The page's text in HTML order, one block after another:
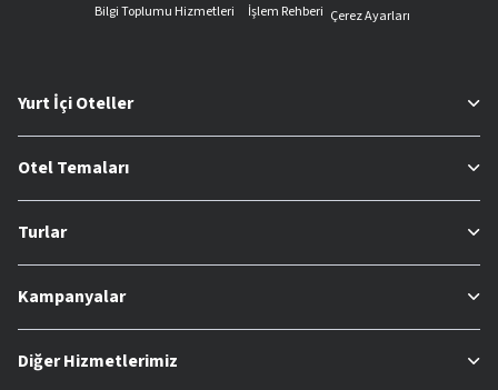
Bilgi Toplumu Hizmetleri
İşlem Rehberi Çerez Ayarları
Yurt İçi Oteller
Otel Temaları
Turlar
Kampanyalar
Diğer Hizmetlerimiz